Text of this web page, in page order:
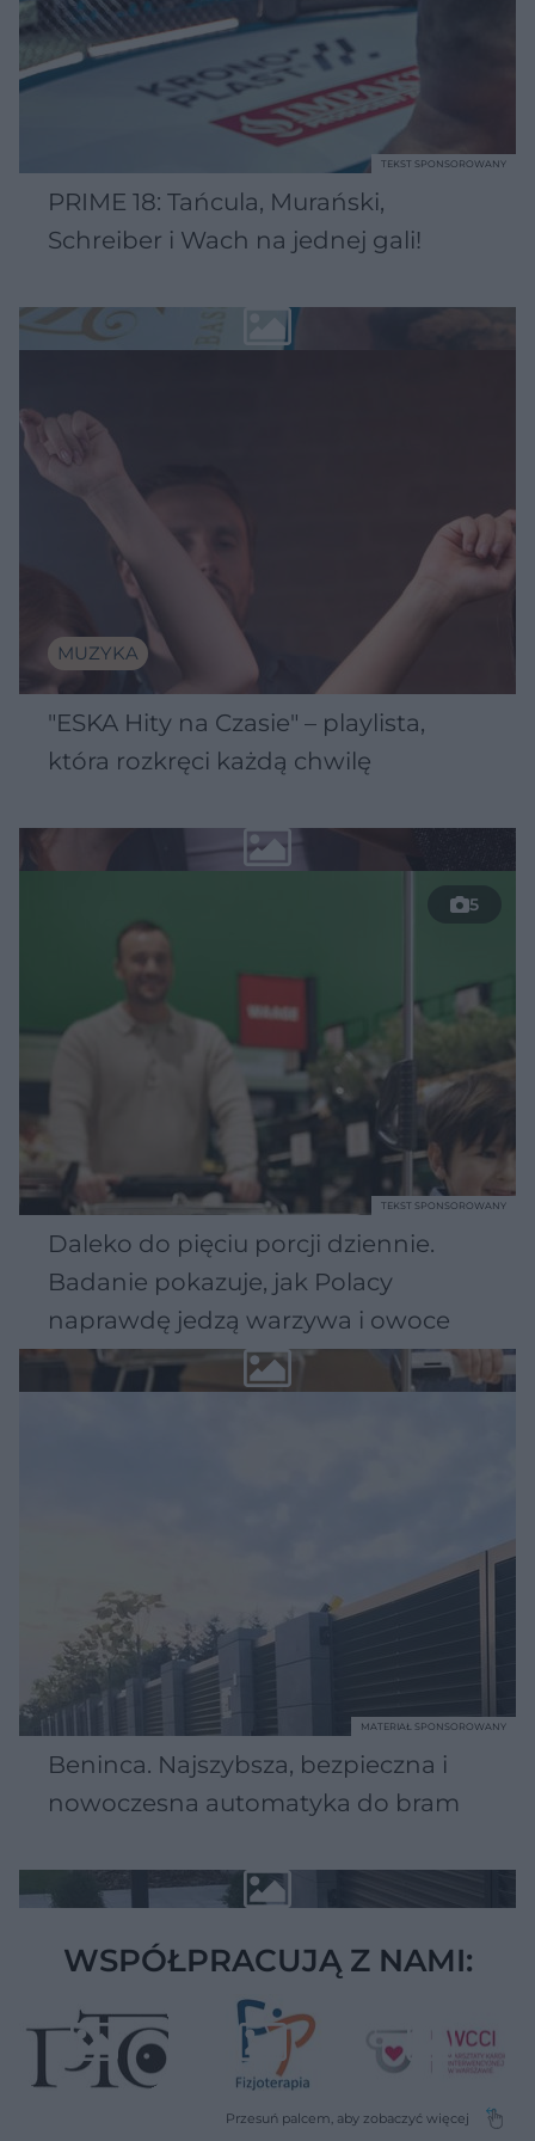
PRIME 18: Tańcula, Murański,
Schreiber i Wach na jednej gali!
TEKST SPONSOROWANY
MUZYKA
"ESKA Hity na Czasie" – playlista,
która rozkręci każdą chwilę
5
Daleko do pięciu porcji dziennie.
Badanie pokazuje, jak Polacy
naprawdę jedzą warzywa i owoce
TEKST SPONSOROWANY
Beninca. Najszybsza, bezpieczna i
nowoczesna automatyka do bram
MATERIAŁ SPONSOROWANY
WSPÓŁPRACUJĄ Z NAMI: